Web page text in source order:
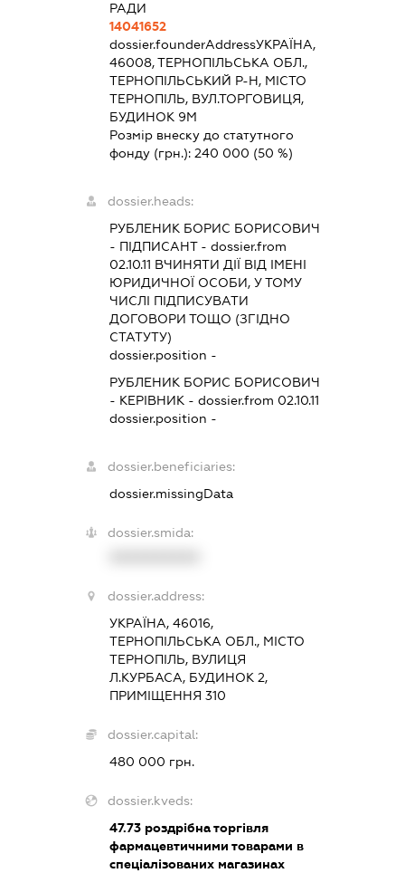
РАДИ
14041652
dossier.founderAddressУКРАЇНА,
46008, ТЕРНОПІЛЬСЬКА ОБЛ.,
ТЕРНОПІЛЬСЬКИЙ Р-Н, МІСТО
ТЕРНОПІЛЬ, ВУЛ.ТОРГОВИЦЯ,
БУДИНОК 9М
Розмір внеску до статутного
фонду (грн.):240 000 (50 %)
dossier.heads:
РУБЛЕНИК БОРИС БОРИСОВИЧ
- ПІДПИСАНТ- dossier.from
02.10.11 ВЧИНЯТИ ДІЇ ВІД ІМЕНІ
ЮРИДИЧНОЇ ОСОБИ, У ТОМУ
ЧИСЛІ ПІДПИСУВАТИ
ДОГОВОРИ ТОЩО (ЗГІДНО
СТАТУТУ)
dossier.position -
РУБЛЕНИК БОРИС БОРИСОВИЧ
- КЕРІВНИК - dossier.from 02.10.11
dossier.position -
dossier.beneficiaries:
dossier.missingData
dossier.smida:
dossier.address:
УКРАЇНА, 46016,
ТЕРНОПІЛЬСЬКА ОБЛ., МІСТО
ТЕРНОПІЛЬ, ВУЛИЦЯ
Л.КУРБАСА, БУДИНОК 2,
ПРИМІЩЕННЯ 310
dossier.capital:
480 000 грн.
dossier.kveds:
47.73 роздрібна торгівля
фармацевтичними товарами в
спеціалізованих магазинах